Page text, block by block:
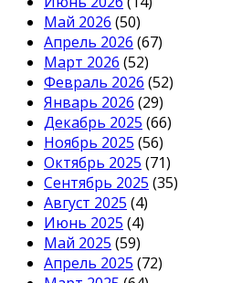
Май 2026 (50)
Апрель 2026 (67)
Март 2026 (52)
Февраль 2026 (52)
Январь 2026 (29)
Декабрь 2025 (66)
Ноябрь 2025 (56)
Октябрь 2025 (71)
Сентябрь 2025 (35)
Август 2025 (4)
Июнь 2025 (4)
Май 2025 (59)
Апрель 2025 (72)